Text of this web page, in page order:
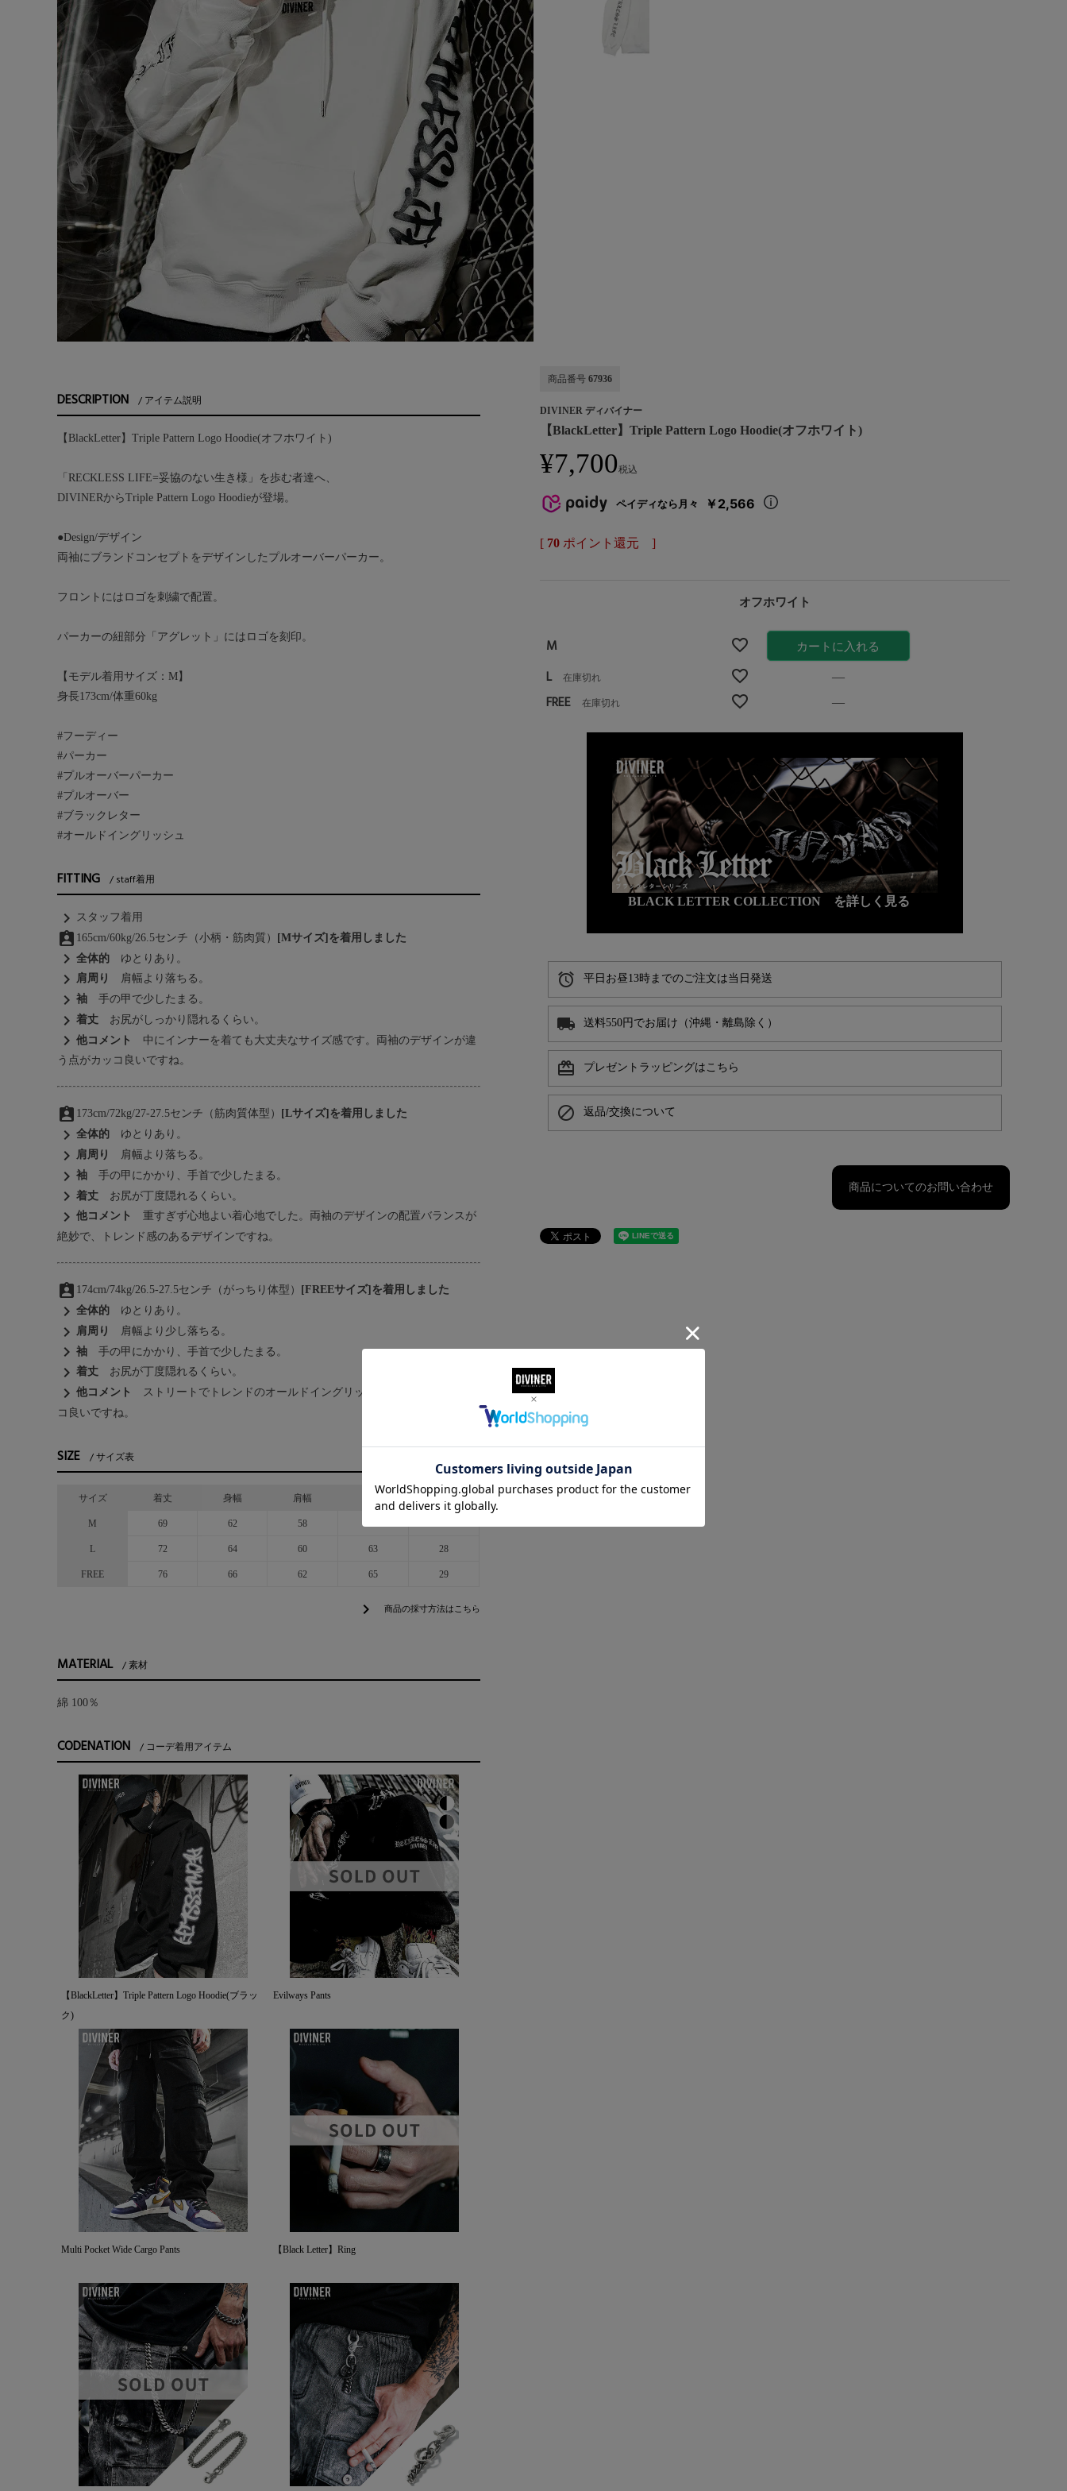
DESCRIPTION アイテム説明
【BlackLetter】Triple Pattern Logo Hoodie(オフホワイト)
「RECKLESS LIFE=妥協のない生き様」を歩む者達へ、
DIVINERからTriple Pattern Logo Hoodieが登場。
●Design/デザイン
両袖にブランドコンセプトをデザインしたプルオーバーパーカー。
フロントにはロゴを刺繍で配置。
パーカーの紐部分「アグレット」にはロゴを刻印。
【モデル着用サイズ：M】
身長173cm/体重60kg
#フーディー
#パーカー
#プルオーバーパーカー
#プルオーバー
#ブラックレター
#オールドイングリッシュ
FITTING staff着用
chevron_right スタッフ着用
assignment_ind 165cm/60kg/26.5センチ（小柄・筋肉質） [Mサイズ]を着用しました
chevron_right 全体的 ゆとりあり。
chevron_right 肩周り 肩幅より落ちる。
chevron_right 袖 手の甲で少したまる。
chevron_right 着丈 お尻がしっかり隠れるくらい。
chevron_right 他コメント 中にインナーを着ても大丈夫なサイズ感です。両袖のデザインが違
う点がカッコ良いですね。
assignment_ind 173cm/72kg/27-27.5センチ（筋肉質体型） [Lサイズ]を着用しました
chevron_right 全体的 ゆとりあり。
chevron_right 肩周り 肩幅より落ちる。
chevron_right 袖 手の甲にかかり、手首で少したまる。
chevron_right 着丈 お尻が丁度隠れるくらい。
chevron_right 他コメント 重すぎず心地よい着心地でした。両袖のデザインの配置バランスが
絶妙で、トレンド感のあるデザインですね。
assignment_ind 174cm/74kg/26.5-27.5センチ（がっちり体型） [FREEサイズ]を着用しました
chevron_right 全体的 ゆとりあり。
chevron_right 肩周り 肩幅より少し落ちる。
chevron_right 袖 手の甲にかかり、手首で少したまる。
chevron_right 着丈 お尻が丁度隠れるくらい。
chevron_right 他コメント ストリートでトレンドのオールドイングリッシュデザインで、カッ
コ良いですね。
SIZE サイズ表
サイズ 着丈 身幅 肩幅 アームホール
M 69 62 58
L 72 64 60 63 28
FREE 76 66 62 65 29
chevron_right 商品の採寸方法はこちら
MATERIAL 素材
綿 100％
CODENATION コーデ着用アイテム
【BlackLetter】Triple Pattern Logo Hoodie(ブラッ
ク)
Evilways Pants
Multi Pocket Wide Cargo Pants 【Black Letter】Ring
商品番号 67936
DIVINER ディバイナー
【BlackLetter】Triple Pattern Logo Hoodie(オフホワイト)
¥7,700税込
ペイディなら月々 ￥2,566
[ 70 ポイント還元 ]
オフホワイト
M カートに入れる
L 在庫切れ —
FREE 在庫切れ —
BLACK LETTER COLLECTION を詳しく見る
alarm 平日お昼13時までのご注文は当日発送
local_shipping 送料550円でお届け（沖縄・離島除く）
card_giftcard プレゼントラッピングはこちら
block 返品/交換について
商品についてのお問い合わせ